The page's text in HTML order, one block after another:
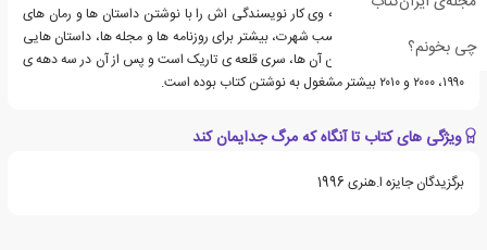
چی بخونم؟
توان این گونه بیان کرد که وی کار نویسندگی اش را با نوشتن داستان ها و رمان های
کوتاه آغاز نمود و بعد از کسب شهرت، بیشتر برای روزنامه ها و مجله ها، داستان هایی
را تألیف کرد که مشهورترین آن ها، سری قلعه ی تاریک است و پس از آن در سه دهه ی
۱۹۹۰، ۲۰۰۰ و ۲۰۱۰ بیشتر مشغول به نوشتن کتاب بوده است.
ویژگی های کتاب تا آنگاه که مرگ جدایمان کند
برگزیدگان جایزه ا.هنری 1996